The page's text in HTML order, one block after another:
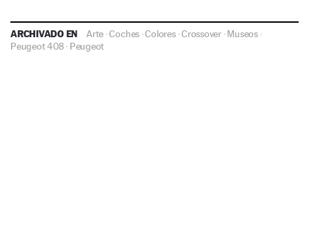
ARCHIVADO EN Arte ·Coches ·Colores·Crossover ·Museos·
Peugeot 408· Peugeot